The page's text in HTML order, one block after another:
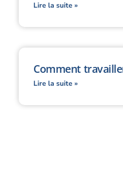
Lire la suite »
Comment
Lire la suite »